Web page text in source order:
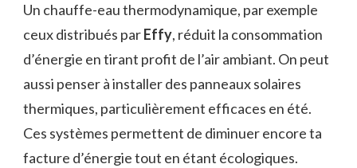
Un chauffe-eau thermodynamique, par exemple
ceux distribués parEffy, réduit la consommation
d’énergie en tirant profit de l’air ambiant. On peut
aussi penser à installer des panneaux solaires
thermiques, particulièrement efficaces en été.
Ces systèmes permettent de diminuer encore ta
facture d’énergie tout en étant écologiques.